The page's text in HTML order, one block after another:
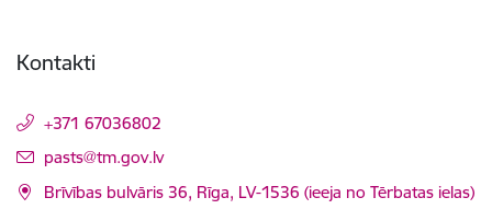
Kontakti
+371 67036802
E-pasts:
pasts@tm.gov.lv
Brīvības bulvāris 36, Rīga, LV-1536 (ieeja no Tērbatas ielas)